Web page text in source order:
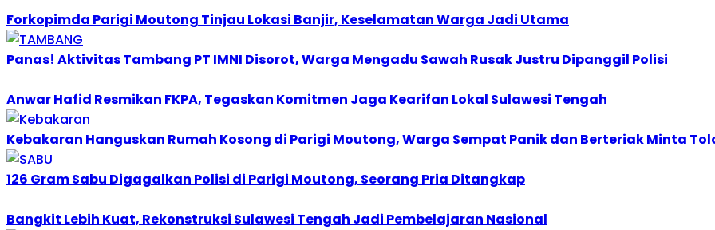
Forkopimda Parigi Moutong Tinjau Lokasi Banjir, Keselamatan Warga Jadi Utama
Panas! Aktivitas Tambang PT IMNI Disorot, Warga Mengadu Sawah Rusak Justru Dipanggil Polisi
Anwar Hafid Resmikan FKPA, Tegaskan Komitmen Jaga Kearifan Lokal Sulawesi Tengah
Kebakaran Hanguskan Rumah Kosong di Parigi Moutong, Warga Sempat Panik dan Berteriak Minta
126 Gram Sabu Digagalkan Polisi di Parigi Moutong, Seorang Pria Ditangkap
Bangkit Lebih Kuat, Rekonstruksi Sulawesi Tengah Jadi Pembelajaran Nasional